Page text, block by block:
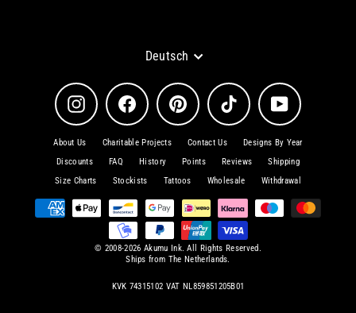
Sprache
Deutsch
Instagram Facebook Pinterest TikTok YouTube
About Us Charitable Projects Contact Us
Designs By Year
Discounts
FAQ History Points Reviews
Shipping
Size Charts
Stockists Tattoos Wholesale Withdrawal
© 2008-2026 Akumu Ink. All Rights Reserved.
Ships from The Netherlands.
KVK 74315102 VAT NL859851205B01